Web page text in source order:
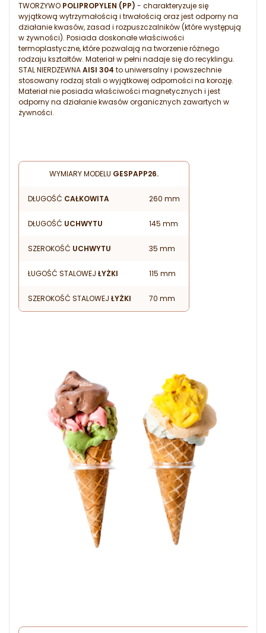
TWORZYWO POLIPROPYLEN (PP) - charakteryzuje się
wyjątkową wytrzymałością i trwałością oraz jest odporny na
działanie kwasów, zasad i rozpuszczalników (które występują
w żywności). Posiada doskonałe właściwości
termoplastyczne, które pozwalają na tworzenie różnego
rodzaju kształtów. Materiał w pełni nadaje się do recyklingu.
STAL NIERDZEWNAAISI 304 to uniwersalny i powszechnie
stosowany rodzaj stali o wyjątkowej odporności na korozję.
Materiał nie posiada właściwości magnetycznych i jest
odporny na działanie kwasów organicznych zawartych w
żywności.
WYMIARY MODELU GESPAPP26.
DŁUGOŚĆ CAŁKOWITA 260 mm
DŁUGOŚĆ UCHWYTU 145 mm
SZEROKOŚĆ UCHWYTU 35 mm
ŁUGOŚĆ STALOWEJ ŁYŻKI 115 mm
SZEROKOŚĆ STALOWEJ ŁYŻKI 70 mm